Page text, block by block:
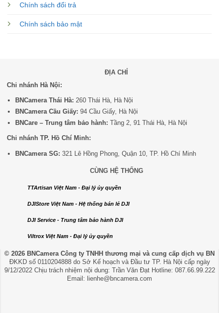
Chính sách đổi trả
Chính sách bảo mật
ĐỊA CHỈ
Chi nhánh Hà Nội:
BNCamera Thái Hà: 260 Thái Hà, Hà Nội
BNCamera Cầu Giấy: 94 Cầu Giấy, Hà Nội
BNCare – Trung tâm bảo hành: Tầng 2, 91 Thái Hà, Hà Nội
Chi nhánh TP. Hồ Chí Minh:
BNCamera SG: 321 Lê Hồng Phong, Quận 10, TP. Hồ Chí Minh
CÙNG HỆ THỐNG
TTArtisan Việt Nam - Đại lý ủy quyền
DJIStore Việt Nam - Hệ thống bán lẻ DJI
DJI Service - Trung tâm bảo hành DJI
Viltrox Việt Nam - Đại lý ủy quyền
© 2026 BNCamera Công ty TNHH thương mại và cung cấp dịch vụ BN
ĐKKD số 0110204888 do Sở Kế hoạch và Đầu tư TP. Hà Nội cấp ngày
9/12/2022 Chịu trách nhiệm nội dung: Trần Văn Đạt Hotline: 087.66.99.222
Email: lienhe@bncamera.com